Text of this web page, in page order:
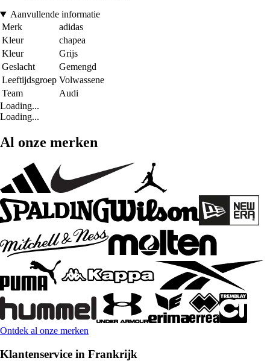
Aanvullende informatie
Merk
adidas
Kleur
chapea
Kleur
Grijs
Geslacht
Gemengd
Leeftijdsgroep Volwassene
Team
Audi
Loading...
Loading...
Al onze merken
Ontdek al onze merken
Klantenservice in Frankrijk